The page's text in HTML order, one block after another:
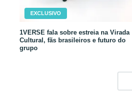
EXCLUSIVO
1VERSE fala sobre estreia na Virada
Cultural, fãs brasileiros e futuro do
grupo